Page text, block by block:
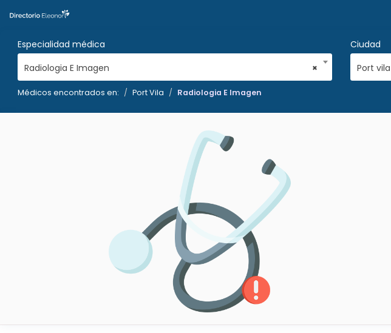
Especialidad médica
×
Radiologia E Imagen
Ciudad
Port vila
Médicos encontrados en: Port Vila Radiologia E Imagen